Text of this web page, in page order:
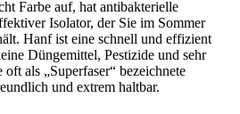
Farbe auf, hat antibakterielle
Isolator, der Sie im Sommer
Hanf ist eine schnell und effizient
Düngemittel, Pestizide und sehr
als „Superfaser“ bezeichnete
und extrem haltbar.